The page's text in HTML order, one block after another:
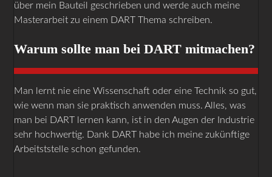
über mein Bauteil geschrieben und werde auch meine
Masterarbeit zu einem DART Thema schreiben.
Warum sollte man bei DART mitmachen?
Man lernt nie eine Wissenschaft oder eine Technik so gut,
wie wenn man sie praktisch anwenden muss. Alles, was
man bei DART lernen kann, ist in den Augen der Industrie
sehr hochwertig. Dank DART habe ich meine zukünftige
Arbeitststelle schon gefunden.